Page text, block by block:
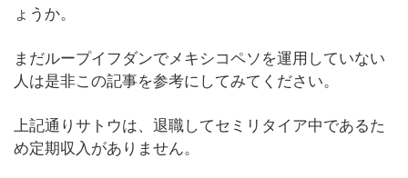
ょうか。
まだループイフダンでメキシコペソを運用していない
人は是非この記事を参考にしてみてください。
上記通りサトウは、退職してセミリタイア中であるた
め定期収入がありません。